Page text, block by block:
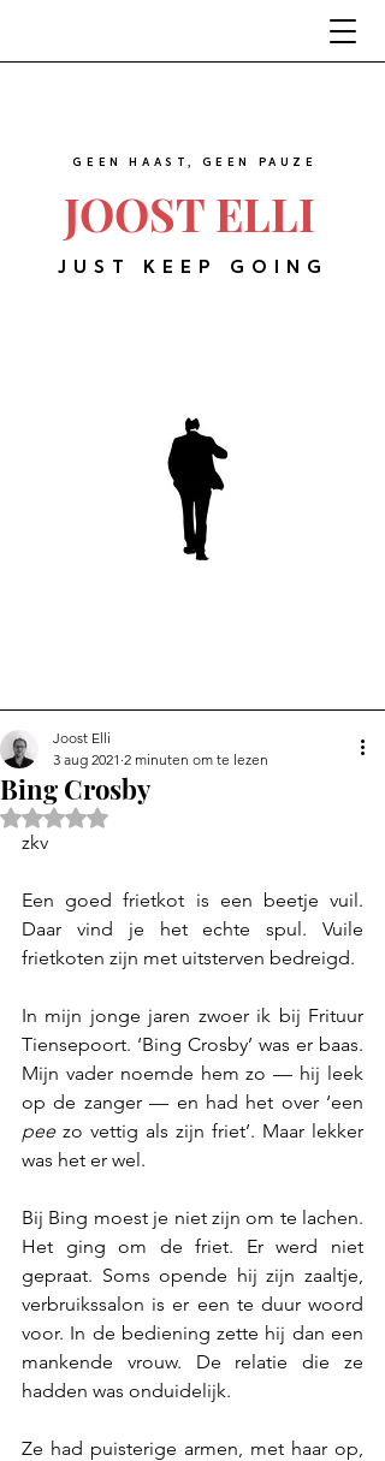
JOOST ELLI
GEEN HAAST, GEEN PAUZE
JUST KEEP GOING
Bing Crosby
Joost Elli
3 aug 2021 2 minuten om te lezen
Beoordeeld met NaN uit 5 sterren.
zkv
Een goed frietkot is een beetje vuil.
Daar vind je het echte spul. Vuile
frietkoten zijn met uitsterven bedreigd.
In mijn jonge jaren zwoer ik bij Frituur
Tiensepoort. ‘Bing Crosby’ was er baas.
Mijn vader noemde hem zo — hij leek
pee zo vettig als zijn friet’. Maar lekker
was het er wel.
Bij Bing moest je niet zijn om te lachen.
Het ging om de friet. Er werd niet
gepraat. Soms opende hij zijn zaaltje,
verbruikssalon is er een te duur woord
voor. In de bediening zette hij dan een
mankende vrouw. De relatie die ze
hadden was onduidelijk.
Ze had puisterige armen, met haar op,